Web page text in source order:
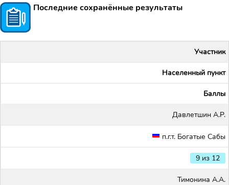
Последние сохранённые результаты
Участник
Населенный пункт
Баллы
Давлетшин А.Р.
п.г.т. Богатые Сабы
9 из 12
Тимонина А.А.